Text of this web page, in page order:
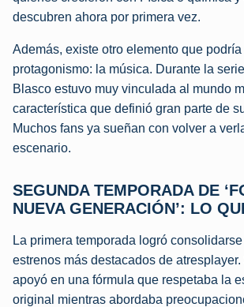
descubren ahora por primera vez.
Además, existe otro elemento que
protagonismo: la música. Durante la
Blasco estuvo muy vinculada al mundo
característica que definió gran parte de
Muchos fans ya sueñan con volver a
escenario.
SEGUNDA TEMPORADA DE
NUEVA GENERACIÓN’: LO
La primera temporada logró
estrenos más destacados de
apoyó en una fórmula que respetaba la
original mientras abordaba